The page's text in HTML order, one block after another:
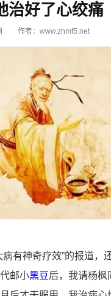
治好了心绞痛
作者：www.zhmf5.net
病有神奇疗效”的报道，
邮小黑豆后，我请杨枫